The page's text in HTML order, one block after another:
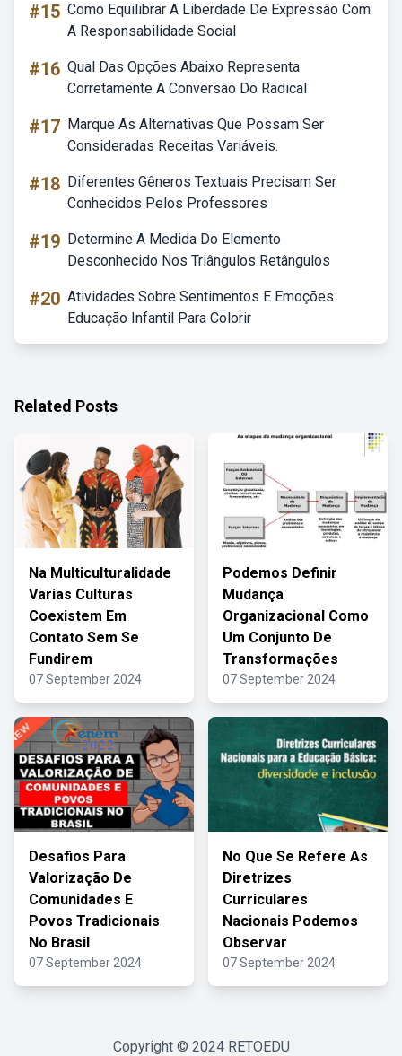
#15 Como Equilibrar A Liberdade De Expressão Com
A Responsabilidade Social
#16 Qual Das Opções Abaixo Representa
Corretamente A Conversão Do Radical
#17 Marque As Alternativas Que Possam Ser
Consideradas Receitas Variáveis.
#18 Diferentes Gêneros Textuais Precisam Ser
Conhecidos Pelos Professores
#19 Determine A Medida Do Elemento
Desconhecido Nos Triângulos Retângulos
#20 Atividades Sobre Sentimentos E Emoções
Educação Infantil Para Colorir
Related Posts
Na Multiculturalidade
Varias Culturas
Coexistem Em
Contato Sem Se
Fundirem
07 September 2024
Podemos Definir
Mudança
Organizacional Como
Um Conjunto De
Transformações
07 September 2024
Desafios Para
Valorização De
Comunidades E
Povos Tradicionais
No Brasil
07 September 2024
No Que Se Refere As
Diretrizes
Curriculares
Nacionais Podemos
Observar
07 September 2024
Copyright © 2024 RETOEDU